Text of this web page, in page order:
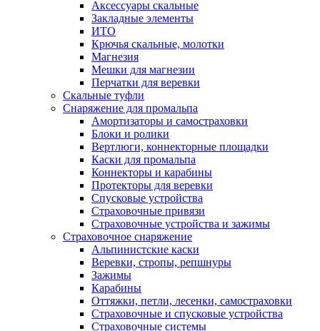
Аксессуары скальные
Закладные элементы
ИТО
Крючья скальные, молотки
Магнезия
Мешки для магнезии
Перчатки для веревки
Скальные туфли
Снаряжение для промальпа
Амортизаторы и самостраховки
Блоки и ролики
Вертлюги, коннекторные площадки
Каски для промальпа
Коннекторы и карабины
Протекторы для веревки
Спусковые устройства
Страховочные привязи
Страховочные устройства и зажимы
Страховочное снаряжение
Альпинистские каски
Веревки, стропы, репшнуры
Зажимы
Карабины
Оттяжки, петли, лесенки, самостраховки
Страховочные и спусковые устройства
Страховочные системы